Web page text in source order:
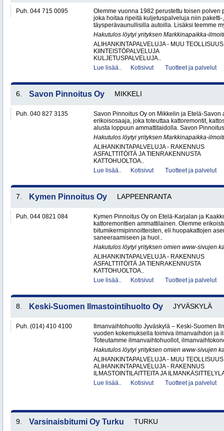
Puh. 044 715 0095
Olemme vuonna 1982 perustettu toisen polven
joka hoitaa ripeitä kuljetuspalveluja niin
täysperävaunullisilla autoilla. Lisäksi teemme
Hakutulos löytyi yrityksen Markkinapaikka-
ALIHANKINTAPALVELUJA - MUU TEOLLISUUS
KIINTEISTÖPALVELUJA
KULJETUSPALVELUJA..
Lue lisää..
Kotisivut Tuotteet ja palvelut
6. Savon Pinnoitus Oy MIKKELI
Puh. 040 827 3135
Savon Pinnoitus Oy on Mikkelin ja Etelä-Savon
erikoisosaaja, joka toteuttaa kattoremontit,
alusta loppuun ammattitaidolla. Savon
Hakutulos löytyi yrityksen Markkinapaikka-
ALIHANKINTAPALVELUJA - RAKENNUS
ASFALTTITÖITÄ JA TIENRAKENNUSTA
KATTOHUOLTOA..
Lue lisää..
Kotisivut Tuotteet ja palvelut
7. Kymen Pinnoitus Oy LAPPEENRANTA
Puh. 044 0821 084
Kymen Pinnoitus Oy on Etelä-Karjalan ja
kattoremonttien ammattilainen. Olemme
bitumikermipinnoitteisten, eli huopakattojen
saneeraamiseen ja huol..
Hakutulos löytyi yrityksen omien www-sivujen
ALIHANKINTAPALVELUJA - RAKENNUS
ASFALTTITÖITÄ JA TIENRAKENNUSTA
KATTOHUOLTOA..
Lue lisää..
Kotisivut Tuotteet ja palvelut
8. Keski-Suomen Ilmastointihuolto Oy JYVÄSKYLÄ
Puh. (014) 410 4100
Ilmanvaihtohuolto Jyväskylä – Keski-Suomen
vuoden kokemuksella toimiva ilmanvaihdon ja
Toteutamme ilmanvaihtohuollot,
Hakutulos löytyi yrityksen omien www-sivujen
ALIHANKINTAPALVELUJA - MUU TEOLLISUUS
ALIHANKINTAPALVELUJA - RAKENNUS
ILMASTOINTILAITTEITA JA
Lue lisää..
Kotisivut Tuotteet ja palvelut
9. Varsinaisbitumi Oy Turku TURKU